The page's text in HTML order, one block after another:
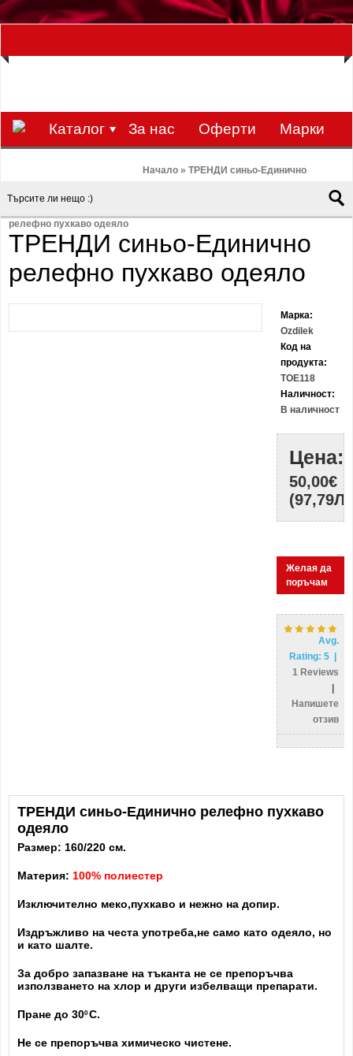
Каталог За нас Оферти Mарки
Начало » ТРЕНДИ синьо-Единично
релефно пухкаво одеяло
ТРЕНДИ синьо-Единично
релефно пухкаво одеяло
Марка:
Ozdilek
Код на
продукта:
TOE118
Наличност:
В наличност
Цена:
50,00€
Желая да
поръчам
Avg.
Rating: 5
1Reviews
Напишете
отзив
ТРЕНДИ синьо-Единично релефно пухкаво
одеяло
Размер: 160/220 см.
Материя: 100% полиестер
Изключително меко,пухкаво и нежно на допир.
Издръжливo на честа употреба,не само като одеяло, но
и като шалте.
За добро запазване на тъканта не се препоръчва
използването на хлор и други избелващи препарати.
Пране до 300 С.
Не се препоръчва химическо чистене.